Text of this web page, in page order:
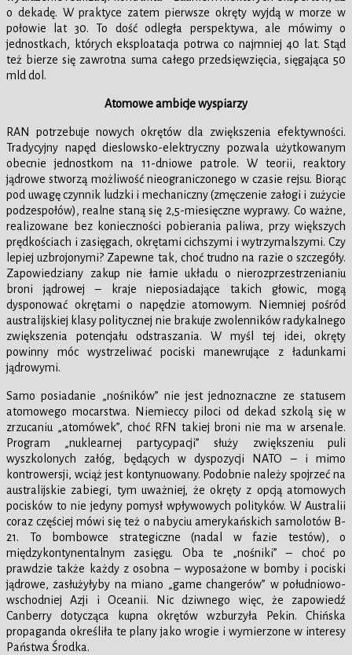
o dekadę. W praktyce zatem pierwsze okręty wyjdą w morze w
połowie lat 30. To dość odległa perspektywa, ale mówimy o
jednostkach, których eksploatacja potrwa co najmniej 40 lat. Stąd
też bierze się zawrotna suma całego przedsięwzięcia, sięgająca 50
mld dol.
Atomowe ambicje wyspiarzy
RAN potrzebuje nowych okrętów dla zwiększenia efektywności.
Tradycyjny napęd dieslowsko-elektryczny pozwala użytkowanym
obecnie jednostkom na 11-dniowe patrole. W teorii, reaktory
jądrowe stworzą możliwość nieograniczonego w czasie rejsu. Biorąc
pod uwagę czynnik ludzki i mechaniczny (zmęczenie załogi i zużycie
podzespołów), realne staną się 2,5-miesięczne wyprawy. Co ważne,
realizowane bez konieczności pobierania paliwa, przy większych
prędkościach i zasięgach, okrętami cichszymi i wytrzymalszymi. Czy
lepiej uzbrojonymi? Zapewne tak, choć trudno na razie o szczegóły.
Zapowiedziany zakup nie łamie układu o nierozprzestrzenianiu
broni jądrowej – kraje nieposiadające takich głowic, mogą
dysponować okrętami o napędzie atomowym. Niemniej pośród
australijskiej klasy politycznej nie brakuje zwolenników radykalnego
zwiększenia potencjału odstraszania. W myśl tej idei, okręty
powinny móc wystrzeliwać pociski manewrujące z ładunkami
jądrowymi.
Samo posiadanie „nośników” nie jest jednoznaczne ze statusem
atomowego mocarstwa. Niemieccy piloci od dekad szkolą się w
zrzucaniu „atomówek”, choć RFN takiej broni nie ma w arsenale.
Program „nuklearnej partycypacji” służy zwiększeniu puli
wyszkolonych załóg, będących w dyspozycji NATO – i mimo
kontrowersji, wciąż jest kontynuowany. Podobnie należy spojrzeć na
australijskie zabiegi, tym uważniej, że okręty z opcją atomowych
pocisków to nie jedyny pomysł wpływowych polityków. W Australii
coraz częściej mówi się też o nabyciu amerykańskich samolotów B-
21. To bombowce strategiczne (nadal w fazie testów), o
międzykontynentalnym zasięgu. Oba te „nośniki” – choć po
prawdzie także każdy z osobna – wyposażone w bomby i pociski
jądrowe, zasłużyłyby na miano „game changerów” w południowo-
wschodniej Azji i Oceanii. Nic dziwnego więc, że zapowiedź
Canberry dotycząca kupna okrętów wzburzyła Pekin. Chińska
propaganda określiła te plany jako wrogie i wymierzone w interesy
Państwa Środka.